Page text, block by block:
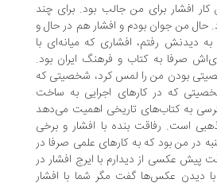
برای من جالب بود. برای چند
جوان بودم و افشار هم در حال و
رفتم، افشاری که میانه‌ای با
به کتاب و فرهنگ ایران بود.
من را لمس کرد، شخصیتی که
در کارهای اجرایی به ساخت
کتاب‌های تاریخی اهمیت می‌دهد
رفاقت بنده با افشار و برخی
بود که به کارهای علمی صرفا در
از دیدارم با ایرج افشار در
عکس‌ها گفت مگر شما با افشار